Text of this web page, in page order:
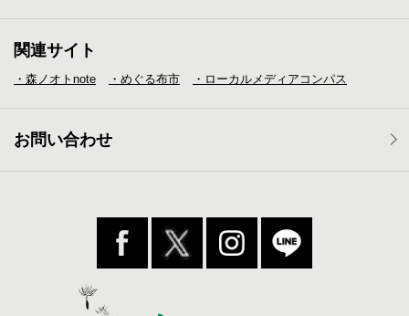
関連サイト
・森ノオトnote ・めぐる布市 ・ローカルメディア コンパス
お問い合わせ